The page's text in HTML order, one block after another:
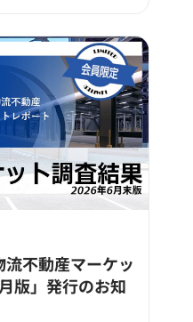
不動産マーケッ
版」発行のお知